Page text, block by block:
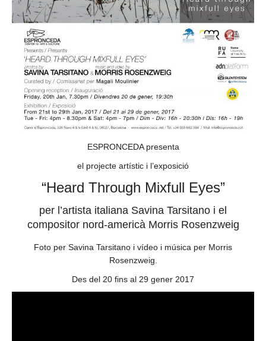
ESPRONCEDA presenta
el projecte artístic i l’exposició
“Heard Through Mixfull Eyes”
per l’artista italiana Savina Tarsitano i el
compositor nord-americà Morris Rosenzweig
Foto per Savina Tarsitano i vídeo i música per Morris
Rosenzweig.
Des del 20 fins al 29 gener 2017